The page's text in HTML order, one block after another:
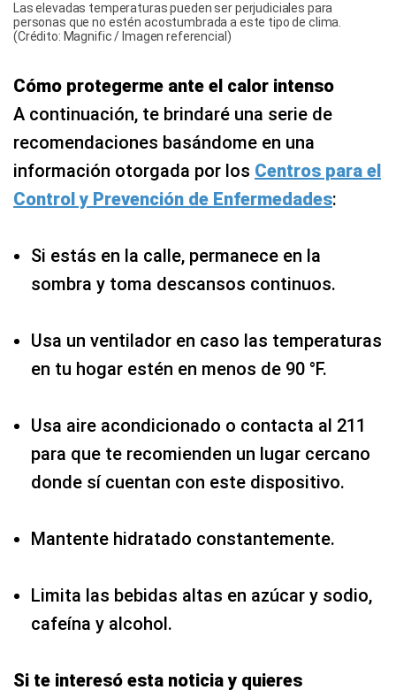
Las elevadas temperaturas pueden ser perjudiciales para
personas que no estén acostumbrada a este tipo de clima.
(Crédito: Magnific / Imagen referencial)
Cómo protegerme ante el calor intenso
A continuación, te brindaré una serie de
recomendaciones basándome en una
información otorgada por los Centros para el
Control y Prevención de Enfermedades:
Si estás en la calle, permanece en la
sombra y toma descansos continuos.
Usa un ventilador en caso las temperaturas
en tu hogar estén en menos de 90 °F.
Usa aire acondicionado o contacta al 211
para que te recomienden un lugar cercano
donde sí cuentan con este dispositivo.
Mantente hidratado constantemente.
Limita las bebidas altas en azúcar y sodio,
cafeína y alcohol.
Si te interesó esta noticia y quieres